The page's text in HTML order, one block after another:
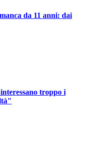
da 11 anni: dai
troppo i